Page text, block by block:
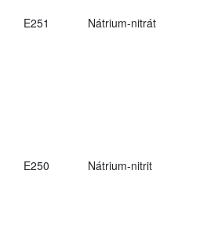
E251 Nátrium-nitrát
E250 Nátrium-nitrit